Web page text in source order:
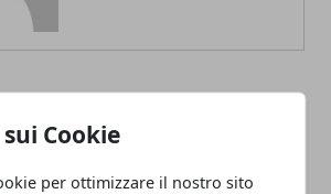
Cookie
per ottimizzare il nostro sito